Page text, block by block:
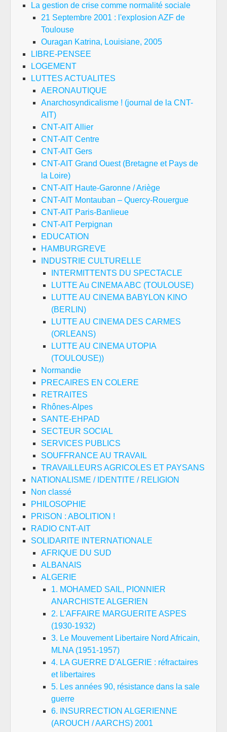
La gestion de crise comme normalité sociale
21 Septembre 2001 : l'explosion AZF de
Toulouse
Ouragan Katrina, Louisiane, 2005
LIBRE-PENSEE
LOGEMENT
LUTTES ACTUALITES
AERONAUTIQUE
Anarchosyndicalisme ! (journal de la CNT-
AIT)
CNT-AIT Allier
CNT-AIT Centre
CNT-AIT Gers
CNT-AIT Grand Ouest (Bretagne et Pays de
la Loire)
CNT-AIT Haute-Garonne / Ariège
CNT-AIT Montauban – Quercy-Rouergue
CNT-AIT Paris-Banlieue
CNT-AIT Perpignan
EDUCATION
HAMBURGREVE
INDUSTRIE CULTURELLE
INTERMITTENTS DU SPECTACLE
LUTTE Au CINEMA ABC (TOULOUSE)
LUTTE AU CINEMA BABYLON KINO
(BERLIN)
LUTTE AU CINEMA DES CARMES
(ORLEANS)
LUTTE AU CINEMA UTOPIA
(TOULOUSE))
Normandie
PRECAIRES EN COLERE
RETRAITES
Rhônes-Alpes
SANTE-EHPAD
SECTEUR SOCIAL
SERVICES PUBLICS
SOUFFRANCE AU TRAVAIL
TRAVAILLEURS AGRICOLES ET PAYSANS
NATIONALISME / IDENTITE / RELIGION
Non classé
PHILOSOPHIE
PRISON : ABOLITION !
RADIO CNT-AIT
SOLIDARITE INTERNATIONALE
AFRIQUE DU SUD
ALBANAIS
ALGERIE
1. MOHAMED SAIL, PIONNIER
ANARCHISTE ALGERIEN
2. L'AFFAIRE MARGUERITE ASPES
(1930-1932)
3. Le Mouvement Libertaire Nord Africain,
MLNA (1951-1957)
4. LA GUERRE D'ALGERIE : réfractaires
et libertaires
5. Les années 90, résistance dans la sale
guerre
6. INSURRECTION ALGERIENNE
(AROUCH / AARCHS) 2001